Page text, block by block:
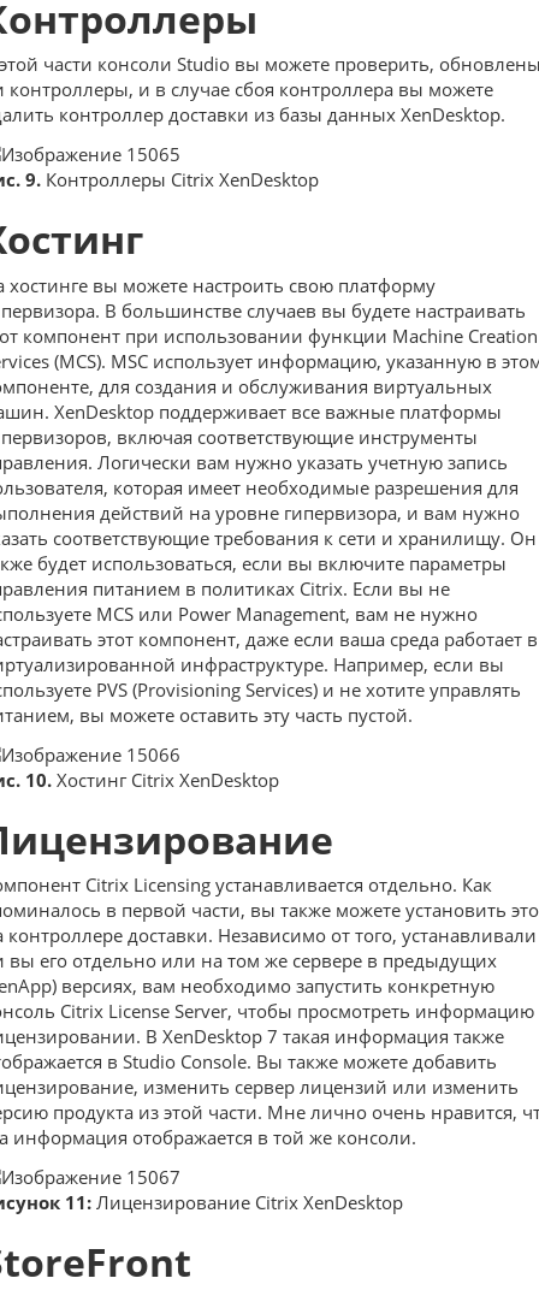
части консоли Studio вы можете проверить,
контроллеры, и в случае сбоя контроллера вы можете
контроллер доставки из базы данных XenDesktop.
9. Контроллеры Citrix XenDesktop
хостинге вы можете настроить свою платформу
В большинстве случаев вы будете настраивать
компонент при использовании функции Machine Creation
(MCS). MSC использует информацию, указанную в
для создания и обслуживания виртуальных
XenDesktop поддерживает все важные платформы
включая соответствующие инструменты
Логически вам нужно указать учетную запись
которая имеет необходимые разрешения для
действий на уровне гипервизора, и вам нужно
соответствующие требования к сети и хранилищу. Он
будет использоваться, если вы включите параметры
питанием в политиках Citrix. Если вы не
MCS или Power Management, вам не нужно
этот компонент, даже если ваша среда работает в
инфраструктуре. Например, если вы
PVS (Provisioning Services) и не хотите управлять
вы можете оставить эту часть пустой.
10. Хостинг Citrix XenDesktop
Citrix Licensing устанавливается отдельно. Как
в первой части, вы также можете установить это
контроллере доставки. Независимо от того, устанавливали
вы его отдельно или на том же сервере в предыдущих
версиях, вам необходимо запустить конкретную
Citrix License Server, чтобы просмотреть информацию
В XenDesktop 7 такая информация также
в Studio Console. Вы также можете добавить
изменить сервер лицензий или изменить
продукта из этой части. Мне лично очень нравится,
информация отображается в той же консоли.
11:Лицензирование Citrix XenDesktop